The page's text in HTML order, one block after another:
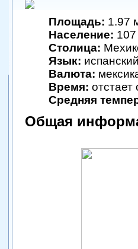
Площадь: 1.97
Население:
Столица:
Язык:
Валюта:
Время: отстает
Средняя
Общая